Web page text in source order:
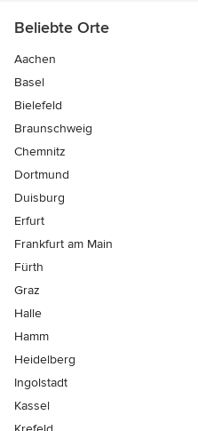
Beliebte Orte
Aachen
Basel
Bielefeld
Braunschweig
Chemnitz
Dortmund
Duisburg
Erfurt
Frankfurt am Main
Fürth
Graz
Halle
Hamm
Heidelberg
Ingolstadt
Kassel